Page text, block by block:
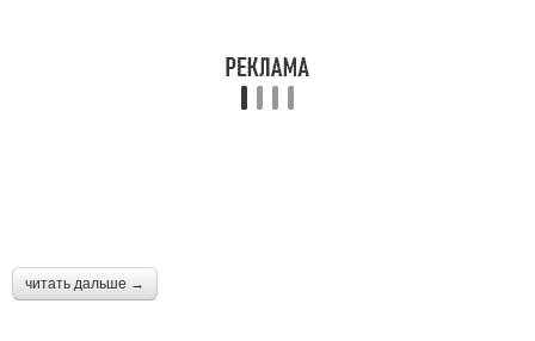
читать дальше →